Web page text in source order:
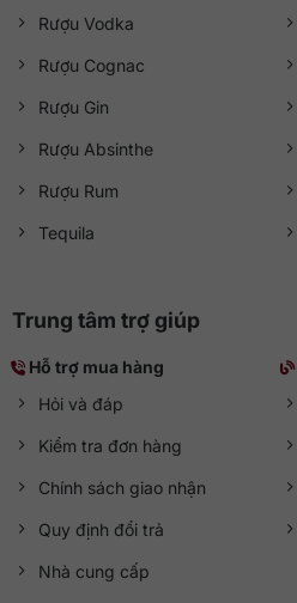
Rượu Vodka
Rượu Cognac
Rượu Gin
Rượu Absinthe
Rượu Rum
Tequila
Trung tâm trợ giúp
Hỗ trợ mua hàng
Hỏi và đáp
Kiểm tra đơn hàng
Chính sách giao nhận
Quy định đổi trả
Nhà cung cấp